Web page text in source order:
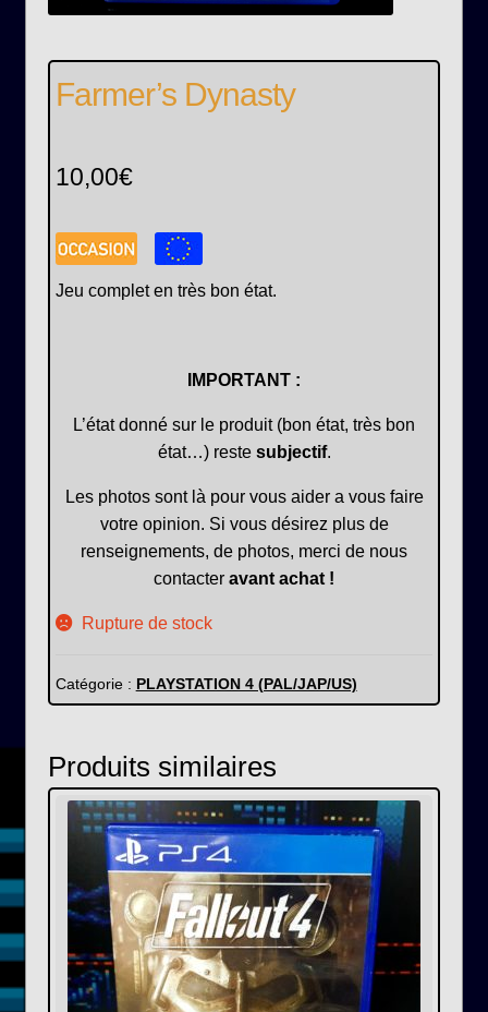
Farmer’s Dynasty
10,00€
Jeu complet en très bon état.
IMPORTANT :
L’état donné sur le produit (bon état, très bon
état…) reste subjectif.
Les photos sont là pour vous aider a vous faire
votre opinion. Si vous désirez plus de
renseignements, de photos, merci de nous
contacter avant achat !
Rupture de stock
Catégorie : PLAYSTATION 4 (PAL/JAP/US)
Produits similaires